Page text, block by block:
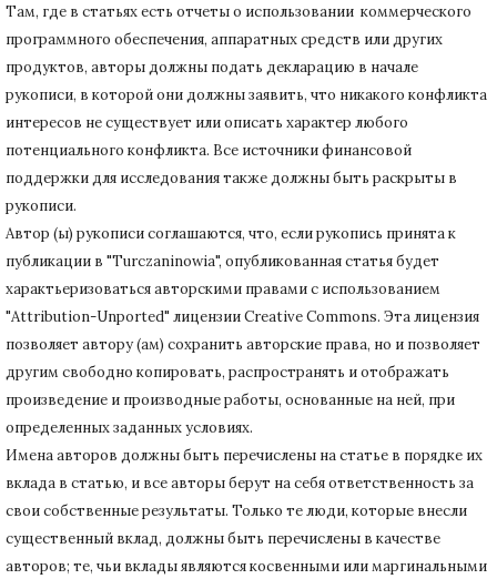
Там, где в статьях есть отчеты о использовании коммерческого
программного обеспечения, аппаратных средств или других
продуктов, авторы должны подать декларацию в начале
рукописи, в которой они должны заявить, что никакого конфликта
интересов не существует или описать характер любого
потенциального конфликта. Все источники финансовой
поддержки для исследования также должны быть раскрыты в
рукописи.
Автор (ы) рукописи соглашаются, что, если рукопись принята к
публикации в "Turczaninowia", опубликованная статья будет
характьеризоваться авторскими правами с использованием
"Attribution-Unported" лицензии Creative Commons. Эта лицензия
позволяет автору (ам) сохранить авторские права, но и позволяет
другим свободно копировать, распространять и отображать
произведение и производные работы, основанные на ней, при
определенных заданных условиях.
Имена авторов должны быть перечислены на статье в порядке их
вклада в статью, и все авторы берут на себя ответственность за
свои собственные результаты. Только те люди, которые внесли
существенный вклад, должны быть перечислены в качестве
авторов; те, чьи вклады являются косвенными или маргинальными